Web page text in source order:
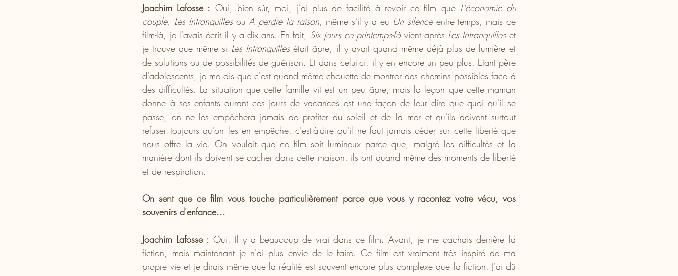
Joachim Lafosse : Oui, bien sûr, moi, j'ai plus de facilité à revoir ce film que L'économie du
couple, Les Intranquilles ou A perdre la raison, même s'il y a eu Un silence entre temps, mais ce
film-là, je l'avais écrit il y a dix ans. En fait, Six jours ce printemps-là vient après Les Intranquilles et
je trouve que même si Les Intranquilles était âpre, il y avait quand même déjà plus de lumière et
de solutions ou de possibilités de guérison. Et dans celui-ci, il y en encore un peu plus. Etant père
d'adolescents, je me dis que c'est quand même chouette de montrer des chemins possibles face à
des difficultés. La situation que cette famille vit est un peu âpre, mais la leçon que cette maman
donne à ses enfants durant ces jours de vacances est une façon de leur dire que quoi qu'il se
passe, on ne les empêchera jamais de profiter du soleil et de la mer et qu'ils doivent surtout
refuser toujours qu'on les en empêche, c'est-à-dire qu'il ne faut jamais céder sur cette liberté que
nous offre la vie. On voulait que ce film soit lumineux parce que, malgré les difficultés et la
manière dont ils doivent se cacher dans cette maison, ils ont quand même des moments de liberté
et de respiration.
On sent que ce film vous touche particulièrement parce que vous y racontez votre vécu, vos
souvenirs d'enfance...
Joachim Lafosse : Oui, Il y a beaucoup de vrai dans ce film. Avant, je me cachais derrière la
fiction, mais maintenant je n'ai plus envie de le faire. Ce film est vraiment très inspiré de ma
propre vie et je dirais même que la réalité est souvent encore plus complexe que la fiction. J'ai dû